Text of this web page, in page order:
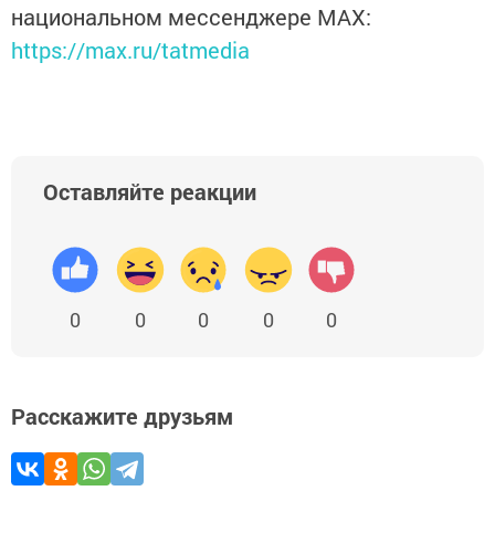
национальном мессенджере MАХ:
https://max.ru/tatmedia
Оставляйте реакции
0 0 0 0 0
Расскажите друзьям